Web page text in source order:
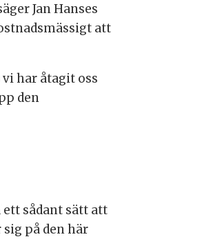
Jan Hanses
att
har åtagit oss
den
sådant sätt att
på den här